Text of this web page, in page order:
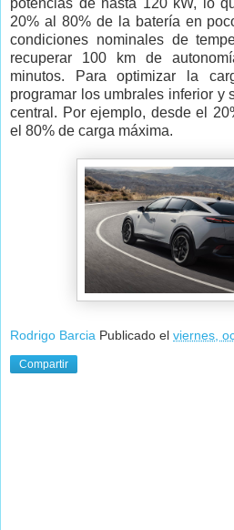
20% al 80% de la batería en
condiciones nominales de
recuperar 100 km de
minutos. Para optimizar la
programar los umbrales inferior y
central. Por ejemplo, desde el
el 80% de carga máxima.
Rodrigo Barcia Publicado el viernes,
Compartir